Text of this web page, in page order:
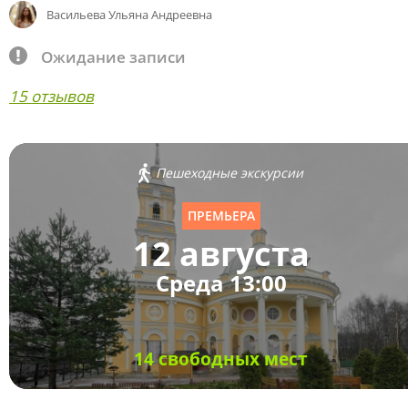
Васильева Ульяна Андреевна
Ожидание записи
15 отзывов
Пешеходные экскурсии
ПРЕМЬЕРА
12 августа
Среда 13:00
14 свободных мест